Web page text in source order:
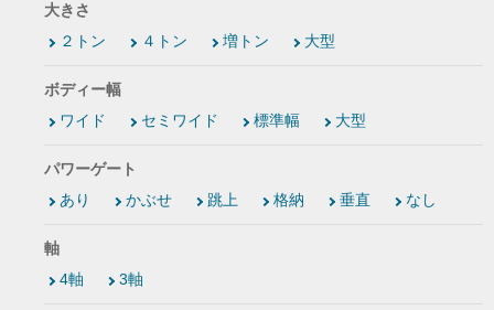
大きさ
２トン
４トン 増トン 大型
ボディー幅
ワイド
セミワイド 標準幅 大型
パワーゲート
あり
かぶせ 跳上 格納 垂直 なし
軸
4軸
3軸